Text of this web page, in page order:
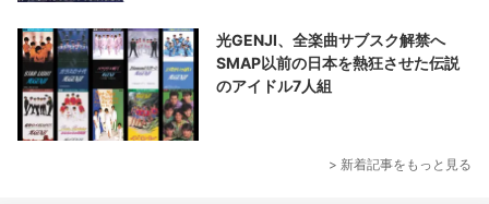
光GENJI、全楽曲サブスク解禁へ
SMAP以前の日本を熱狂させた伝説
のアイドル7人組
> 新着記事をもっと見る